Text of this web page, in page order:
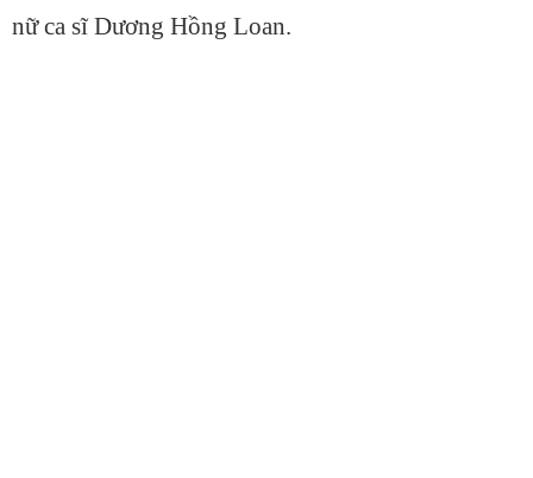
nữ ca sĩ Dương Hồng Loan.